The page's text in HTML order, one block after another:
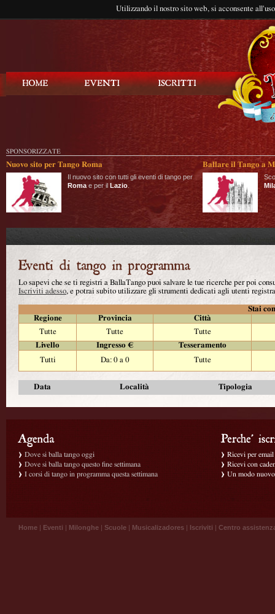
Utilizzando il nostro sito web, si acconsente
SPONSORIZZATE
Nuovo sito per Tango Roma
Il nuovo sito con tutti gli eventi di tango per
Roma e per il Lazio
Ballare il Tango a
Lo sapevi che se ti registri a BallaTango puoi salvare le tue ricerche per poi
Iscriviti adesso, e potrai subito utilizzare gli strumenti dedicati agli utenti
Stai
Regione
Provincia
Città
Tutte
Tutte
Tutte
Livello
Ingresso €
Tesseramento
Tutti
Da: 0 a 0 Tutte
Data Località Tipologia
Dove si balla tango oggi
Dove si balla tango questo fine settimana
I corsi di tango in programma questa settimana
Ricevi per
Ricevi con
Un modo
Home | Eventi | Milonghe | Scuole | Musicalizadores | Iscriviti | Centro